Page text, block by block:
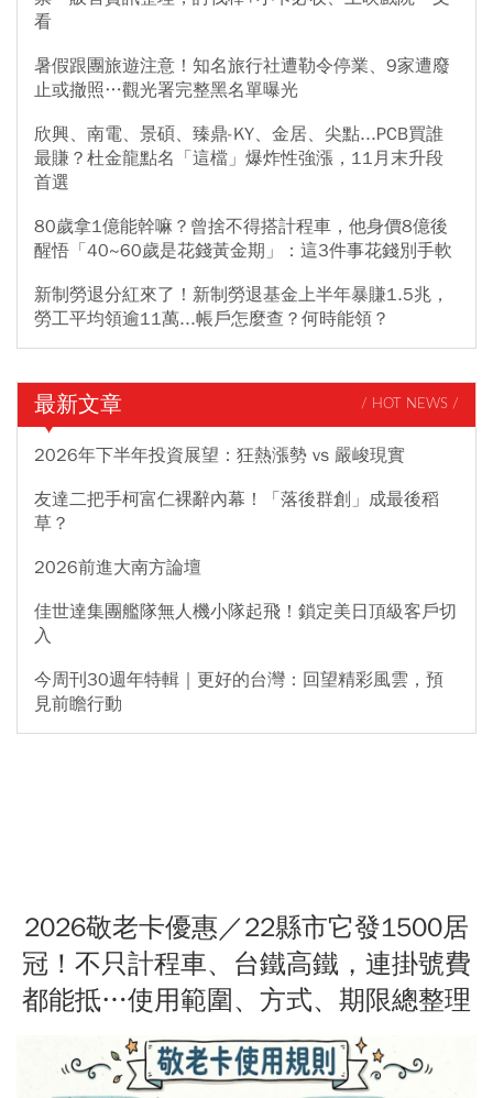
看
暑假跟團旅遊注意！知名旅行社遭勒令停業、9家遭廢
止或撤照…觀光署完整黑名單曝光
欣興、南電、景碩、臻鼎-KY、金居、尖點...PCB買誰
最賺？杜金龍點名「這檔」爆炸性強漲，11月末升段
首選
80歲拿1億能幹嘛？曾捨不得搭計程車，他身價8億後
醒悟「40~60歲是花錢黃金期」：這3件事花錢別手軟
新制勞退分紅來了！新制勞退基金上半年暴賺1.5兆，
勞工平均領逾11萬...帳戶怎麼查？何時能領？
最新文章 / HOT NEWS /
2026年下半年投資展望：狂熱漲勢 vs 嚴峻現實
友達二把手柯富仁裸辭內幕！「落後群創」成最後稻
草？
2026前進大南方論壇
佳世達集團艦隊無人機小隊起飛！鎖定美日頂級客戶切
入
今周刊30週年特輯｜更好的台灣：回望精彩風雲，預
見前瞻行動
2026敬老卡優惠／22縣市它發1500居
冠！不只計程車、台鐵高鐵，連掛號費
都能抵…使用範圍、方式、期限總整理